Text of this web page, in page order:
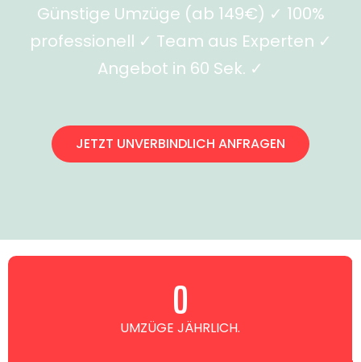
Günstige Umzüge (ab 149€) ✓ 100%
professionell ✓ Team aus Experten ✓
Angebot in 60 Sek. ✓
JETZT UNVERBINDLICH ANFRAGEN
UMZÜGE JÄHRLICH.
0